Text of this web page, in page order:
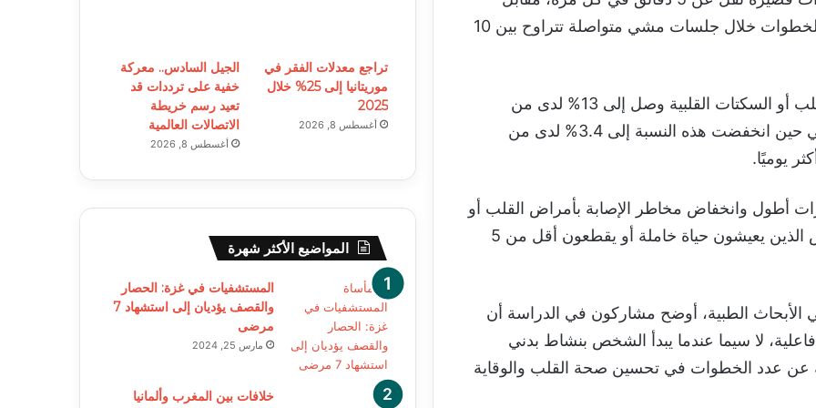
0.8% فقط لدى من ينجزون العدد نفسه من الخطوات خلال جلسات مشي متواصلة تتراوح بين 10
كما بيّنت الدراسة أن خطر الإصابة بأمراض القلب أو السكتات القلبية وصل إلى 13% لدى من
يعتمدون على المشي المتقطع قصير المدة، في حين انخفضت هذه النسبة إلى 3.4% لدى من
أطول وانخفاض مخاطر الإصابة بأمراض القلب أو
الوفاة المبكرة كانت أكثر وضوحًا لدى الأشخاص الذين يعيشون حياة خاملة أو يقطعون أقل من 5
الطبية، أوضح مشاركون في الدراسة أن
لا سيما عندما يبدأ الشخص بنشاط بدني
عن عدد الخطوات في تحسين صحة القلب والوقاية
تراجع معدلات الفقر في
موريتانيا إلى 25% خلال
2025
أغسطس 8, 2026
الجيل السادس.. معركة
خفية على ترددات قد
تعيد رسم خريطة
الاتصالات العالمية
أغسطس 8, 2026
المواضيع الأكثر شهرة
المستشفيات في غزة: الحصار
والقصف يؤديان إلى استشهاد 7
مرضى
مارس 25, 2024
خلافات بين المغرب وألمانيا